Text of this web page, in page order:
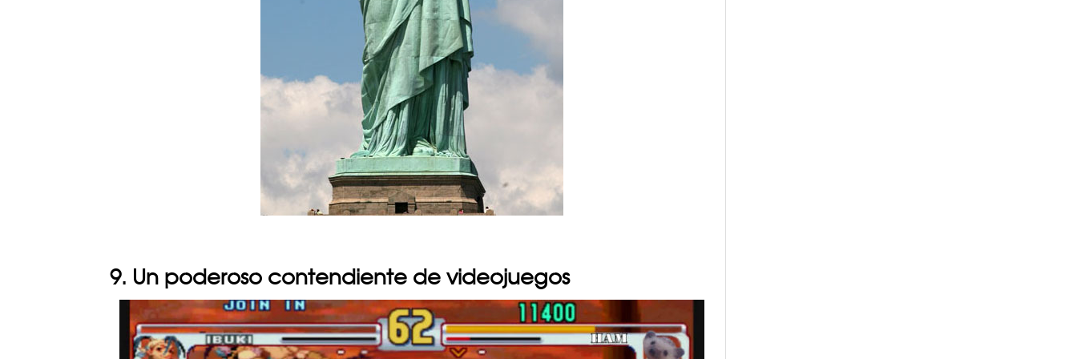
9. Un poderoso contendiente de videojuegos